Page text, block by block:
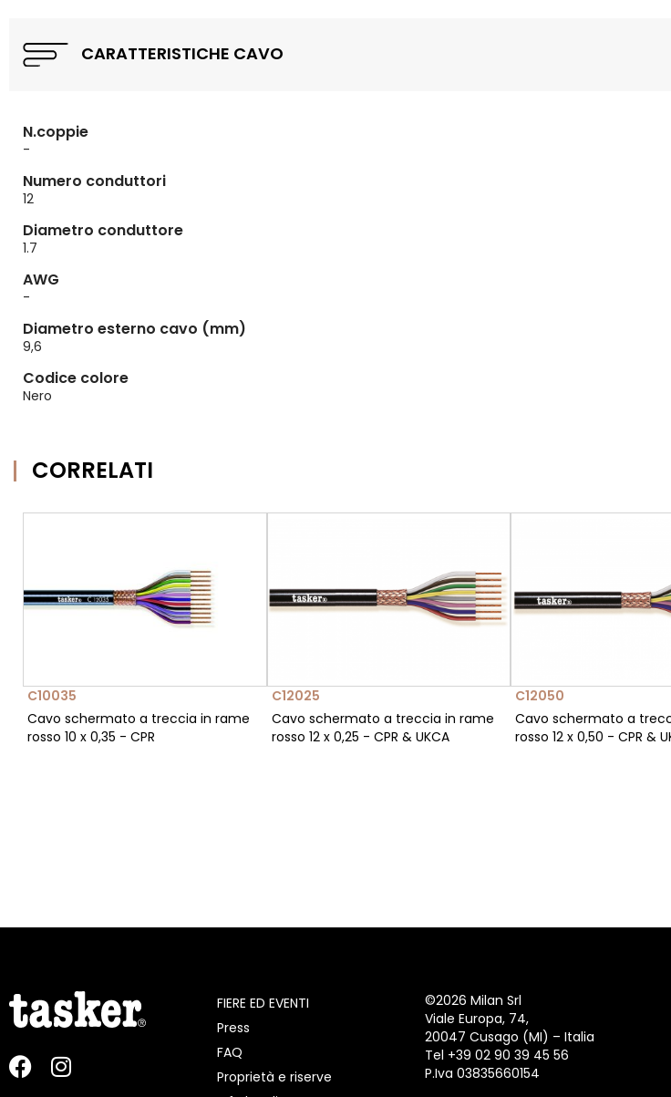
CARATTERISTICHE CAVO
N.coppie
-
Numero conduttori
12
Diametro conduttore
1.7
AWG
-
Diametro esterno cavo (mm)
9,6
Codice colore
Nero
CORRELATI
C10035
Cavo schermato a treccia in rame
rosso 10 x 0,35 - CPR
C12025
Cavo schermato a treccia in rame
rosso 12 x 0,25 - CPR & UKCA
C12050
Cavo schermato a
rosso 12 x 0,50 - CPR &
FIERE ED EVENTI
Press
FAQ
Proprietà e riserve
©2026 Milan Srl
Viale Europa, 74,
20047 Cusago (MI) – Italia
Tel +39 02 90 39 45 56
P.Iva 03835660154